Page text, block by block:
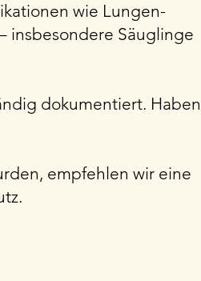
wie Lungen-
insbesondere Säuglinge
dokumentiert. Haben
empfehlen wir eine